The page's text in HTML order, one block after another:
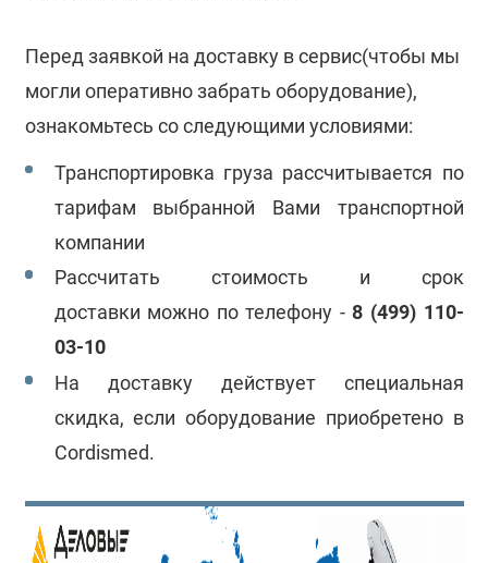
Перед заявкой на доставку в сервис(чтобы мы
могли оперативно забрать оборудование),
ознакомьтесь со следующими условиями:
Транспортировка груза рассчитывается по
тарифам выбранной Вами транспортной
компании
Рассчитать стоимость и срок
доставки можно по телефону -8 (499) 110-
03-10
На доставку действует специальная
скидка, если оборудование приобретено в
Cordismed.